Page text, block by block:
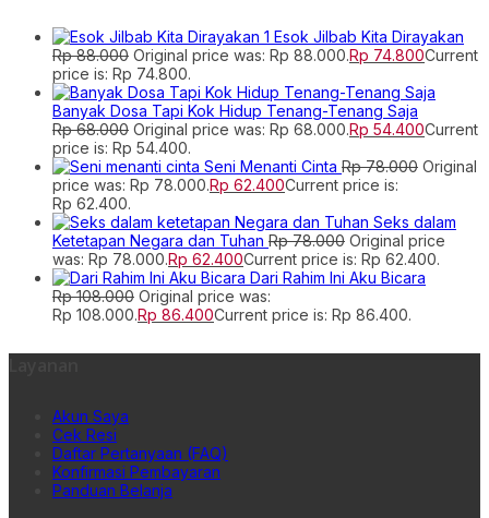
Esok Jilbab Kita Dirayakan
Rp88.000 Original price was: Rp 88.000.Rp 74.800Current
price is: Rp 74.800.
Banyak Dosa Tapi Kok Hidup Tenang-Tenang Saja
Rp68.000 Original price was: Rp 68.000.Rp 54.400Current
price is: Rp 54.400.
Seni Menanti Cinta Rp78.000 Original
price was: Rp 78.000.Rp 62.400Current price is:
Rp 62.400.
Seks dalam
Ketetapan Negara dan Tuhan Rp78.000 Original price
was: Rp 78.000.Rp 62.400Current price is: Rp 62.400.
Dari Rahim Ini Aku Bicara
Rp108.000 Original price was:
Rp 108.000.Rp 86.400Current price is: Rp 86.400.
Akun Saya
Cek Resi
Daftar Pertanyaan (FAQ)
Konfirmasi Pembayaran
Panduan Belanja